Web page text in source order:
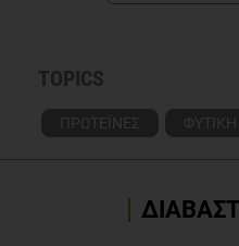
TOPICS
ΠΡΩΤΕΪΝΕΣ ΦΥΤΙΚΗ